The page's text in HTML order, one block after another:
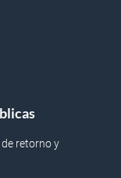
retorno y